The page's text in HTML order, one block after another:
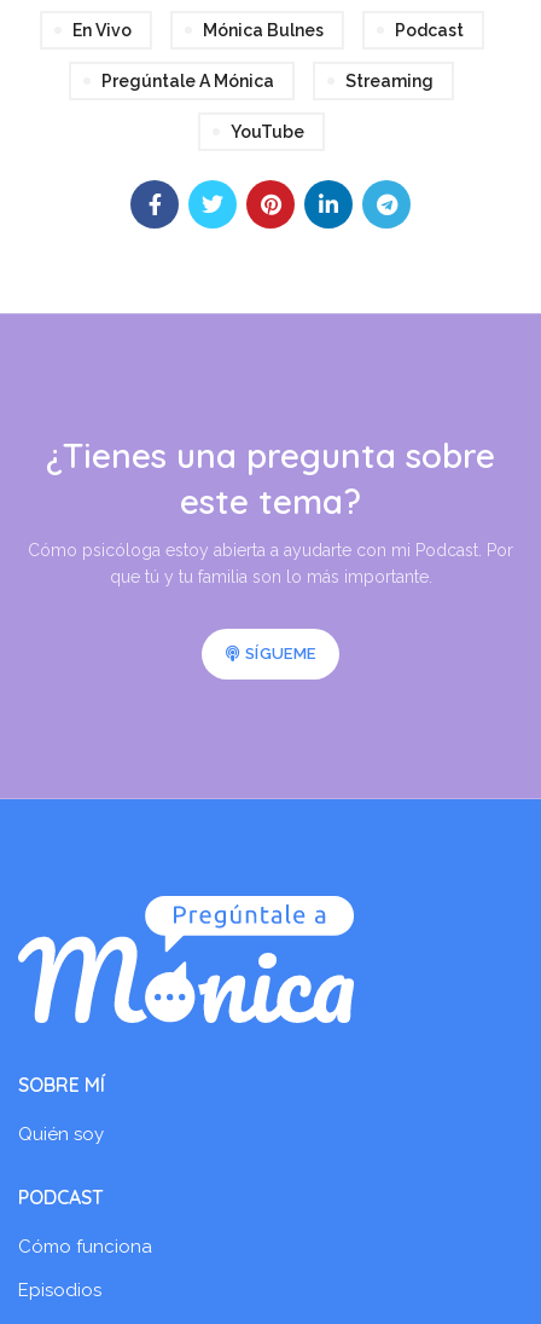
En Vivo Mónica Bulnes Podcast
Pregúntale A Mónica Streaming
YouTube
¿Tienes una pregunta sobre
este tema?
Cómo psicóloga estoy abierta a ayudarte con mi Podcast. Por
que tú y tu familia son lo más importante.
SÍGUEME
SOBRE MÍ
Quién soy
PODCAST
Cómo funciona
Episodios